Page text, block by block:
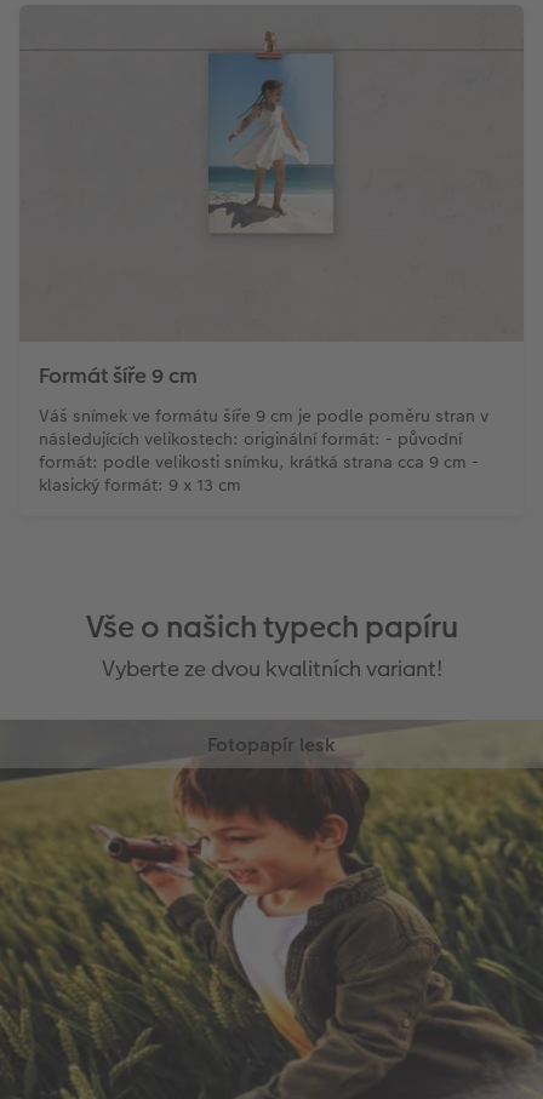
Formát šíře 9 cm
Váš snímek ve formátu šíře 9 cm je podle poměru stran v
následujících velikostech: originální formát: - původní
formát: podle velikosti snímku, krátká strana cca 9 cm -
klasický formát: 9 x 13 cm
Vše o našich typech papíru
Vyberte ze dvou kvalitních variant!